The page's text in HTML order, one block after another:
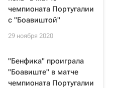
чемпионата Португалии
с "Боавиштой"
29 ноября 2020
"Бенфика" проиграла
"Боавиште" в матче
чемпионата Португалии